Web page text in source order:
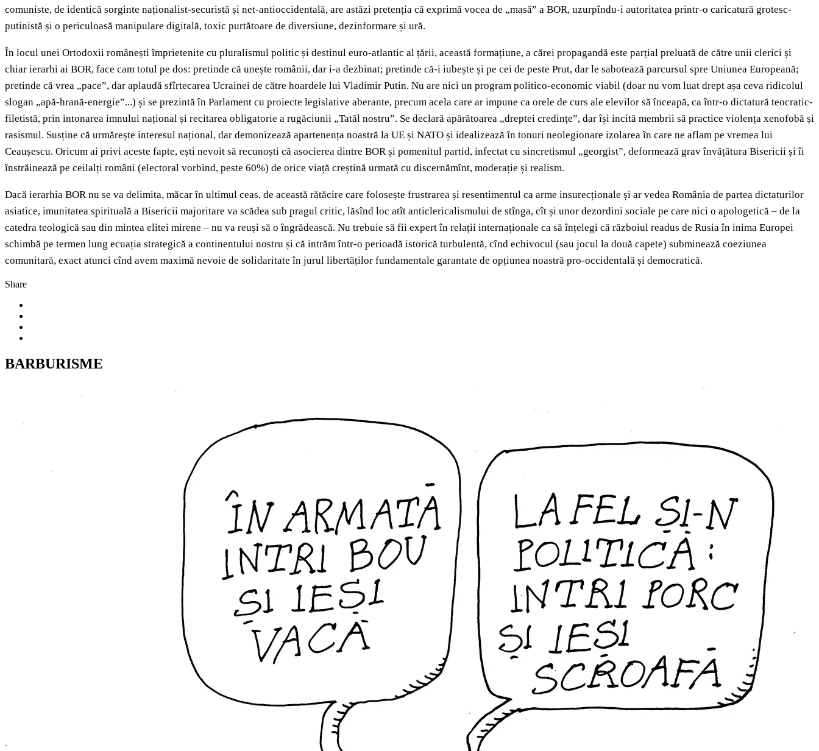
comuniste, de identică sorginte naționalist-securistă și net-antioccidentală, are astăzi pretenția că exprimă vocea de „masă” a BOR, uzurpîndu-i autoritatea printr-o caricatură grotesc-
putinistă și o periculoasă manipulare digitală, toxic purtătoare de diversiune, dezinformare și ură.
În locul unei Ortodoxii românești împrietenite cu pluralismul politic și destinul euro-atlantic al țării, această formațiune, a cărei propagandă este parțial preluată de către unii clerici și
chiar ierarhi ai BOR, face cam totul pe dos: pretinde că unește românii, dar i-a dezbinat; pretinde că-i iubește și pe cei de peste Prut, dar le sabotează parcursul spre Uniunea Europeană;
pretinde că vrea „pace”, dar aplaudă sfîrtecarea Ucrainei de către hoardele lui Vladimir Putin. Nu are nici un program politico-economic viabil (doar nu vom luat drept așa ceva ridicolul
slogan „apă-hrană-energie”...) și se prezintă în Parlament cu proiecte legislative aberante, precum acela care ar impune ca orele de curs ale elevilor să înceapă, ca într-o dictatură teocratic-
filetistă, prin intonarea imnului național și recitarea obligatorie a rugăciunii „Tatăl nostru”. Se declară apărătoarea „dreptei credințe”, dar își incită membrii să practice violența xenofobă și
rasismul. Susține că urmărește interesul național, dar demonizează apartenența noastră la UE și NATO și idealizează în tonuri neolegionare izolarea în care ne aflam pe vremea lui
Ceaușescu. Oricum ai privi aceste fapte, ești nevoit să recunoști că asocierea dintre BOR și pomenitul partid, infectat cu sincretismul „georgist”, deformează grav învățătura Bisericii și îi
înstrăinează pe ceilalți români (electoral vorbind, peste 60%) de orice viață creștină urmată cu discernămînt, moderație și realism.
Dacă ierarhia BOR nu se va delimita, măcar în ultimul ceas, de această rătăcire care folosește frustrarea și resentimentul ca arme insurecționale și ar vedea România de partea dictaturilor
asiatice, imunitatea spirituală a Bisericii majoritare va scădea sub pragul critic, lăsînd loc atît anticlericalismului de stînga, cît și unor dezordini sociale pe care nici o apologetică – de la
catedra teologică sau din mintea elitei mirene – nu va reuși să o îngrădească. Nu trebuie să fii expert în relații internaționale ca să înțelegi că războiul readus de Rusia în inima Europei
schimbă pe termen lung ecuația strategică a continentului nostru și că intrăm într-o perioadă istorică turbulentă, cînd echivocul (sau jocul la două capete) subminează coeziunea
comunitară, exact atunci cînd avem maximă nevoie de solidaritate în jurul libertăților fundamentale garantate de opțiunea noastră pro-occidentală și democratică.
Share
BARBURISME